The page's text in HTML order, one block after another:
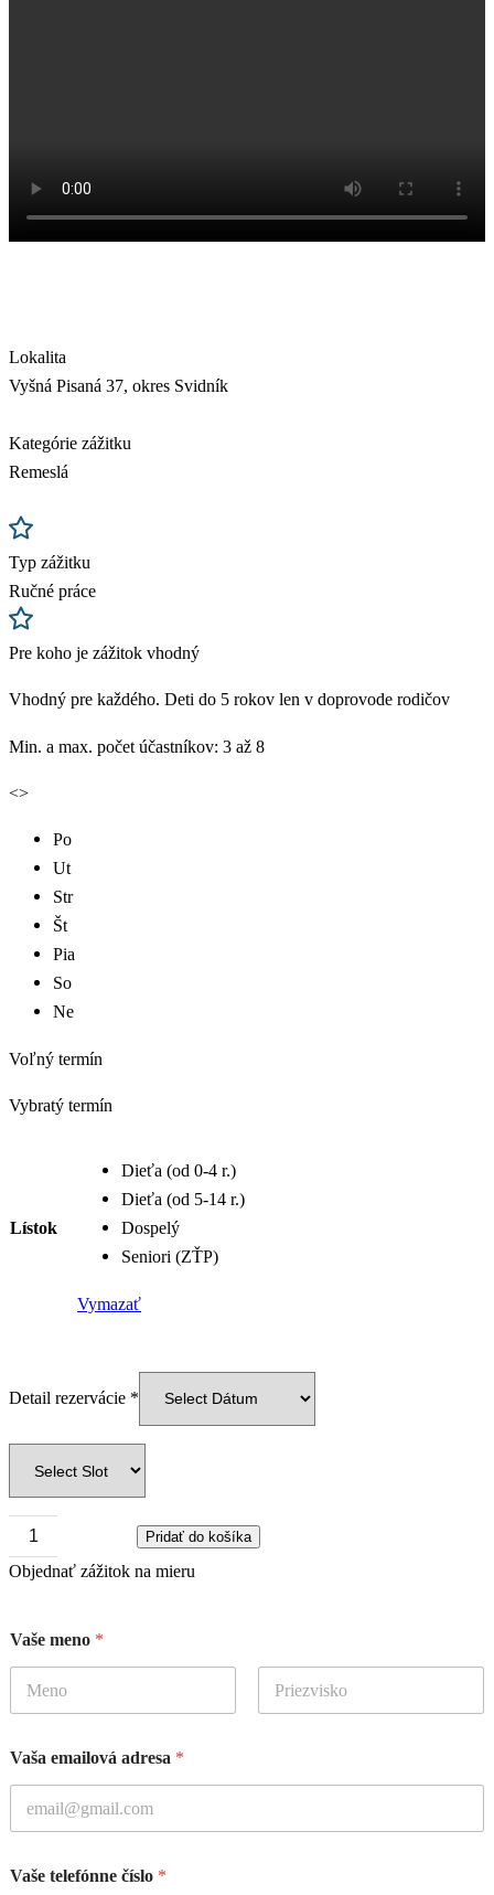
Lokalita
Vyšná Pisaná 37, okres Svidník
Kategórie zážitku
Remeslá
Typ zážitku
Ručné práce
Pre koho je zážitok vhodný
Vhodný pre každého. Deti do 5 rokov len v doprovode rodičov
Min. a max. počet účastníkov: 3 až 8
<>
Po
Ut
Str
Št
Pia
So
Ne
Voľný termín
Vybratý termín
Lístok
Dieťa (od 0-4 r.)
Dieťa (od 5-14 r.)
Dospelý
Seniori (ZŤP)
Vymazať
Detail rezervácie *
množstvo
Od
k
sviečke
Pridať do košíka
Objednať zážitok na mieru
Vaše meno *
Vaša emailová adresa *
Vaše telefónne číslo *